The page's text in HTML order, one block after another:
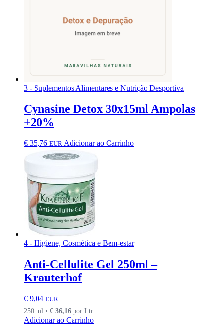
3 - Suplementos Alimentares e Nutrição Desportiva
Cynasine Detox 30x15ml Ampolas
+20%
€ 35,76 EUR Adicionar ao Carrinho
4 - Higiene, Cosmética e Bem-estar
Anti-Cellulite Gel 250ml –
Krauterhof
€ 9,04 EUR
250 ml • € 36,16 por Ltr
Adicionar ao Carrinho